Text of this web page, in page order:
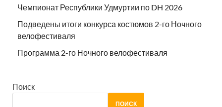
Чемпионат Республики Удмуртии по DH 2026
Подведены итоги конкурса костюмов 2-го Ночного
велофестиваля
Программа 2-го Ночного велофестиваля
Поиск
ПОИСК